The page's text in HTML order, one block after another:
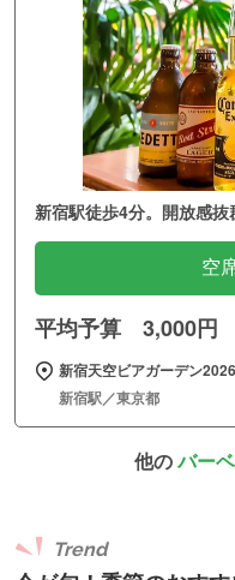
新宿駅徒歩4分。開放感抜
空
平均予算 3,000円
新宿天空ビアガーデン2026
新宿駅／東京都
他のバー
Trend